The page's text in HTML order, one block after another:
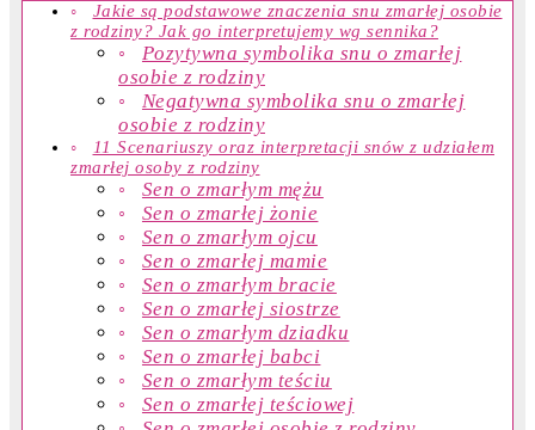
Jakie są podstawowe znaczenia snu zmarłej osobie
z rodziny? Jak go interpretujemy wg sennika?
Pozytywna symbolika snu o zmarłej
osobie z rodziny
Negatywna symbolika snu o zmarłej
osobie z rodziny
11 Scenariuszy oraz interpretacji snów z udziałem
zmarłej osoby z rodziny
Sen o zmarłym mężu
Sen o zmarłej żonie
Sen o zmarłym ojcu
Sen o zmarłej mamie
Sen o zmarłym bracie
Sen o zmarłej siostrze
Sen o zmarłym dziadku
Sen o zmarłej babci
Sen o zmarłym teściu
Sen o zmarłej teściowej